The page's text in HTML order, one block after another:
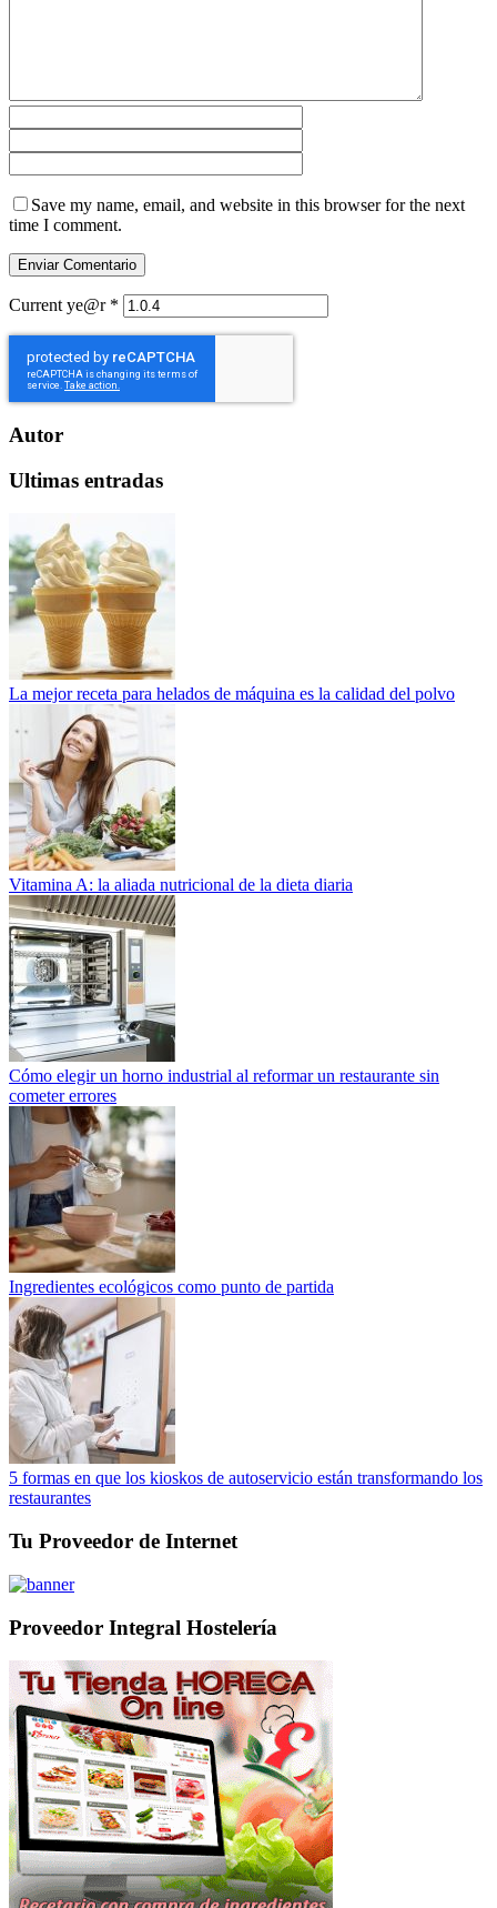
Save my name, email, and website in this browser for the next
time I comment.
Current ye@r *
Autor
Ultimas entradas
La mejor receta para helados de máquina es la calidad del polvo
Vitamina A: la aliada nutricional de la dieta diaria
Cómo elegir un horno industrial al reformar un restaurante sin
cometer errores
Ingredientes ecológicos como punto de partida
5 formas en que los kioskos de autoservicio están transformando los
restaurantes
Tu Proveedor de Internet
Proveedor Integral Hostelería